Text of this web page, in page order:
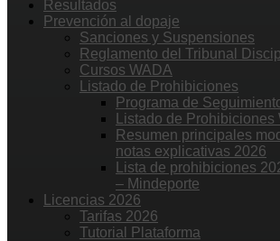
Resultados
Prevención al dopaje
Sanciones y Suspensiones
Reglamento del Tribunal
Cursos WADA
Listado de Prohibiciones
Programa de
Listado de Prohibiciones
Resumen principales
notas explicativas 2026
Lista de prohibiciones
– Mindeporte
Licencias 2026
Tarifas 2026
Tutorial Plataforma